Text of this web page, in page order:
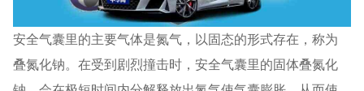
安全气囊里的主要气体是氮气，以固态的形式存在，称为
叠氮化钠。在受到剧烈撞击时，安全气囊里的固体叠氮化